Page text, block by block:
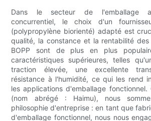
Dans le secteur de l'emballage
concurrentiel, le choix d'un
(polypropylène biorienté) adapté est
qualité, la constance et la rentabilité
BOPP sont de plus en plus
caractéristiques supérieures, telles
traction élevée, une excellente
résistance à l'humidité, ce qui les rend
les applications d'emballage fonctionnel.
(nom abrégé : Haimu), nous
philosophie d'entreprise : en tant que
d'emballage fonctionnel, nous nous